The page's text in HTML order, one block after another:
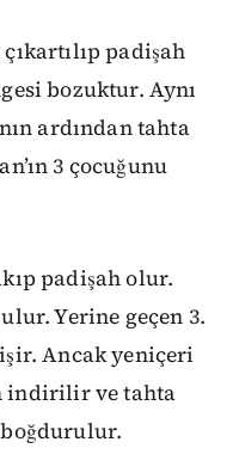
padişah
bozuktur. Aynı
ardından tahta
3 çocuğunu
padişah olur.
Yerine geçen 3.
Ancak yeniçeri
indirilir ve tahta
boğdurulur.